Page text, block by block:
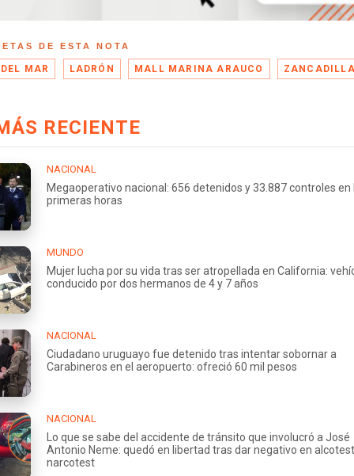
DE ESTA NOTA
MAR LADRÓN MALL MARINA ARAUCO
RECIENTE
NACIONAL
Megaoperativo nacional: 656 detenidos y 33.887 controles en
primeras horas
MUNDO
Mujer lucha por su vida tras ser atropellada en California:
conducido por dos hermanos de 4 y 7 años
NACIONAL
Ciudadano uruguayo fue detenido tras intentar sobornar a
Carabineros en el aeropuerto: ofreció 60 mil pesos
NACIONAL
Lo que se sabe del accidente de tránsito que involucró a José
Antonio Neme: quedó en libertad tras dar negativo en
narcotest